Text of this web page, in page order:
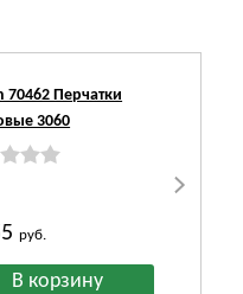
70462 Перчатки
3060
руб.